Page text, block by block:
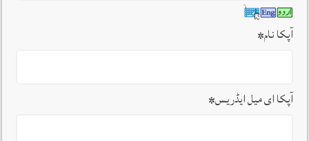
آپکا نام*
آپکا ای میل ایڈریس*